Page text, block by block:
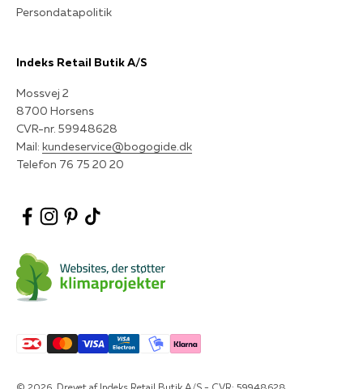
Persondatapolitik
Indeks Retail Butik A/S
Mossvej 2
8700 Horsens
CVR-nr. 59948628
Mail: kundeservice@bogogide.dk
Telefon 76 75 20 20